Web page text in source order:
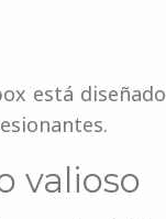
está diseñado
valioso